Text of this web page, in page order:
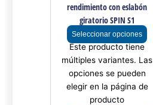
rendimiento con eslabón
giratorio SPIN S1
Seleccionar opciones
Este producto tiene
múltiples variantes. Las
opciones se pueden
elegir en la página de
producto